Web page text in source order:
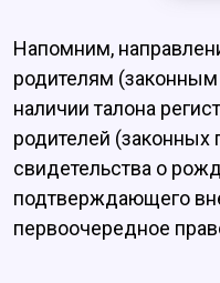
Напомним,
родителям
наличии талона
родителей (законных
свидетельства о
подтверждающего
первоочередное